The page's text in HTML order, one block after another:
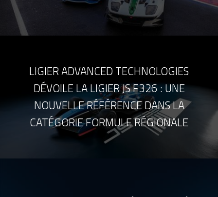
LIGIER ADVANCED TECHNOLOGIES
DÉVOILE LA LIGIER JS F326 : UNE
NOUVELLE RÉFÉRENCE DANS LA
CATÉGORIE FORMULE RÉGIONALE